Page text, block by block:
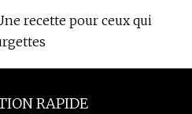
recette pour ceux qui
RAPIDE